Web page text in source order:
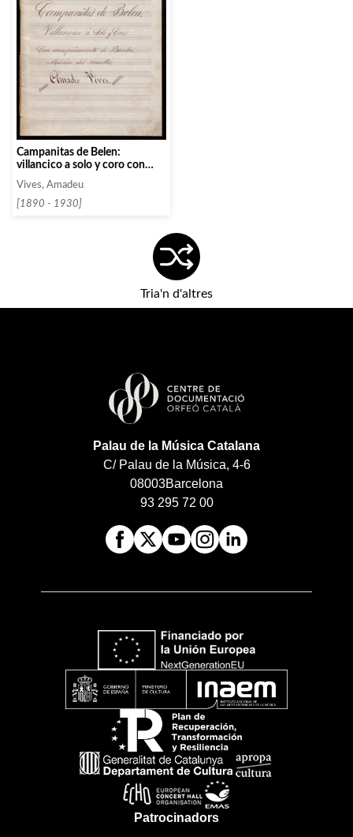
Campanitas de Belen:
villancico a solo y coro con
Vives, Amadeu
[1890 - 1930]
Tria'n d'altres
Palau de la Música Catalana
C/ Palau de la Música, 4-6
08003Barcelona
93 295 72 00
Patrocinadors